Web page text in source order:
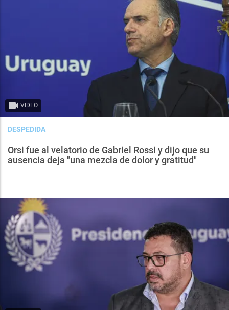
VIDEO
DESPEDIDA
Orsi fue al velatorio de Gabriel Rossi y dijo que su
ausencia deja "una mezcla de dolor y gratitud"